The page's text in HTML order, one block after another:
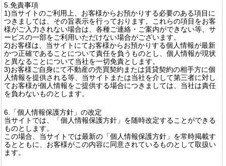
5.免責事項
1)当サイトのご利用上、お客様からお預かりする必要のある項目に
つきましては、その旨表示を行っております。これらの項目をお客
様がご入力されない場合は、各種ご連絡・ご案内ができない等、サ
ービスの一部をご利用いただけない場合がございます。
2)お客様は、当サイトにてお客様からお預かりする個人情報が最新
かつ正確であることについて責任を負うものとし、個人情報が現状
と異なることについて当社を一切免責とします。
3)お客様ご自身にて不動産の売買契約または賃貸契約の相手方に個
人情報を提供される等、当サイトまたは当社を介して第三者に対し
てお客様が個人情報をご提供する場合につきましては、当社は責任
を負わないものとします。
6.「個人情報保護方針」の改定
当サイトでは、「個人情報保護方針」を随時改定することができる
ものとします。
この場合、当サイトでは最新の「個人情報保護方針」を常時掲載す
るとともに、お客様がこの内容に同意されているものとして取扱い
ます。